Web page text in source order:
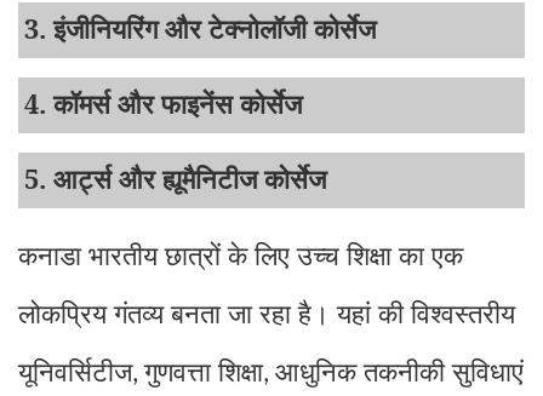
3. इंजीनियरिंग और टेक्नोलॉजी कोर्सेज
4. कॉमर्स और फाइनेंस कोर्सेज
5. आर्ट्स और ह्यूमैनिटीज कोर्सेज
कनाडा भारतीय छात्रों के लिए उच्च शिक्षा का एक
लोकप्रिय गंतव्य बनता जा रहा है। यहां की विश्वस्तरीय
यूनिवर्सिटीज,गुणवत्ता शिक्षा, आधुनिक तकनीकी सुविधाएं